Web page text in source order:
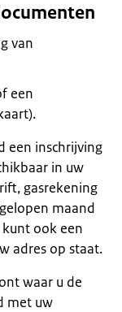
van
een
een inschrijving
in uw
gasrekening
maand
ook een
adres op staat.
waar u de
met uw